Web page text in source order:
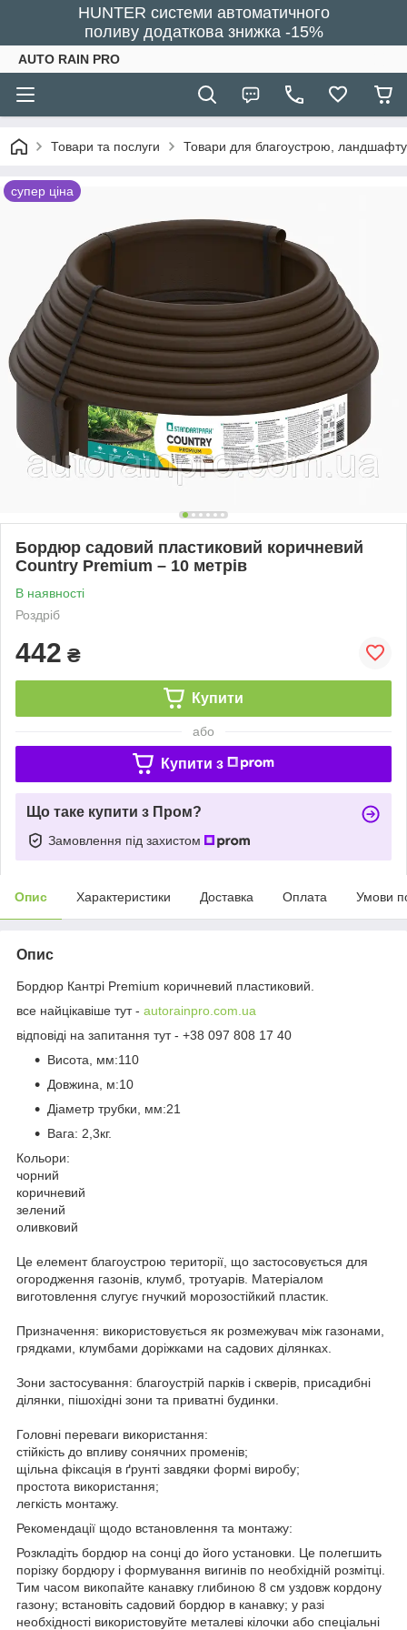
HUNTER системи автоматичного
поливу додаткова знижка -15%
AUTO RAIN PRO
Товари та послуги Товари для благоустрою, ландшафту
супер ціна
Бордюр садовий пластиковий коричневий
Country Premium – 10 метрів
В наявності
Роздріб
442 ₴
Купити
або
Купити з
Що таке купити з Пром?
Замовлення під захистом
Опис Характеристики Доставка Оплата Умови
Опис
Бордюр Кантрі Premium коричневий пластиковий.
все найцікавіше тут - autorainpro.com.ua
відповіді на запитання тут - +38 097 808 17 40
Висота, мм:110
Довжина, м:10
Діаметр трубки, мм:21
Вага: 2,3кг.
Кольори:
чорний
коричневий
зелений
оливковий
Це елемент благоустрою території, що застосовується для
огородження газонів, клумб, тротуарів. Матеріалом
виготовлення слугує гнучкий морозостійкий пластик.
Призначення: використовується як розмежувач між газонами,
грядками, клумбами доріжками на садових ділянках.
Зони застосування: благоустрій парків і скверів, присадибні
ділянки, пішохідні зони та приватні будинки.
Головні переваги використання:
cтійкість до впливу сонячних променів;
щільна фіксація в ґрунті завдяки формі виробу;
простота використання;
легкість монтажу.
Рекомендації щодо встановлення та монтажу:
Розкладіть бордюр на сонці до його установки. Це полегшить
порізку бордюру і формування вигинів по необхідній розмітці.
Тим часом викопайте канавку глибиною 8 см уздовж кордону
газону; встановіть садовий бордюр в канавку; у разі
необхідності використовуйте металеві кілочки або спеціальні